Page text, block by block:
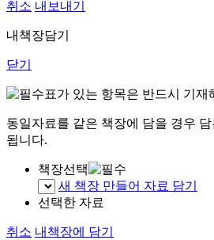
취소 내보내기
내책장담기
닫기
표가 있는 항목은 반드시 기재
동일자료를 같은 책장에 담을 경우
됩니다.
책장선택
새 책장 만들어 자료 담기
선택한 자료
취소 내책장에 담기